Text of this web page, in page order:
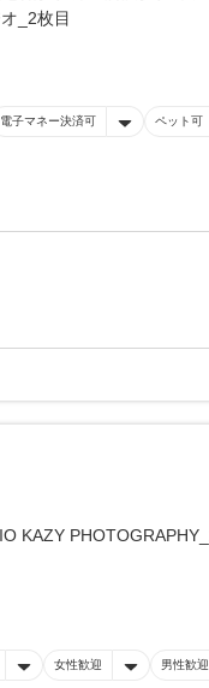
電子マネー決済可 ペット可
女性歓迎 男性歓迎